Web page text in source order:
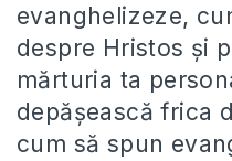
evanghelizeze,
despre Hristos și
mărturia ta
depășească frica
cum să spun